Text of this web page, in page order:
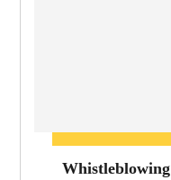
ایزو ۳۷۰۰۲ و افشاگران فساد | Whistleblowing